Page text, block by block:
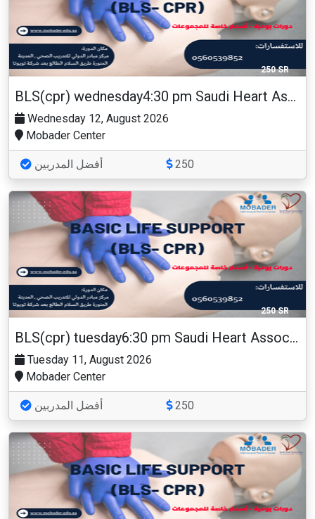
250 SR
BLS(cpr) wednesday4:30 pm Saudi Heart Association
Wednesday 12, August 2026
Mobader Center
أفضل المدربين 250
250 SR
BLS(cpr) tuesday6:30 pm Saudi Heart Association
Tuesday 11, August 2026
Mobader Center
أفضل المدربين 250